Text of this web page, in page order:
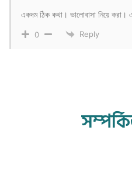
একদম ঠিক কথা। ভালোবাসা নিয়ে করা।
0 Reply